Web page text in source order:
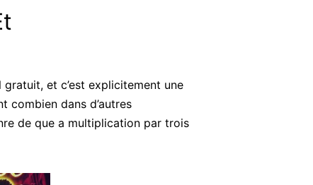
et c’est explicitement une
combien dans d’autres
de que a multiplication par trois